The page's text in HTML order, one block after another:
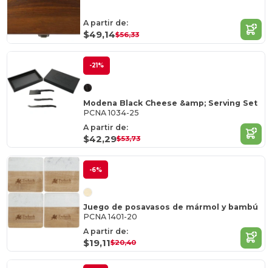
A partir de:
$49,14$56,33
-21%
Modena Black Cheese &amp; Serving Set
PCNA 1034-25
A partir de:
$42,29$53,73
-6%
Juego de posavasos de mármol y bambú
PCNA 1401-20
A partir de:
$19,11$20,40